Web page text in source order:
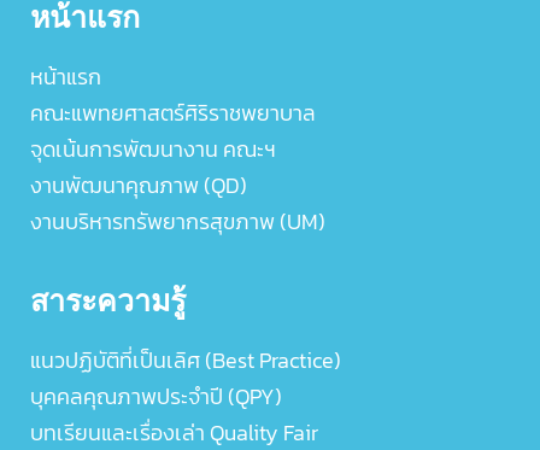
หน้าแรก
หน้าแรก
คณะแพทยศาสตร์ศิริราชพยาบาล
จุดเน้นการพัฒนางาน คณะฯ
งานพัฒนาคุณภาพ (QD)
งานบริหารทรัพยากรสุขภาพ (UM)
สาระความรู้
แนวปฏิบัติที่เป็นเลิศ (Best Practice)
บุคคลคุณภาพประจำปี (QPY)
บทเรียนและเรื่องเล่า Quality Fair